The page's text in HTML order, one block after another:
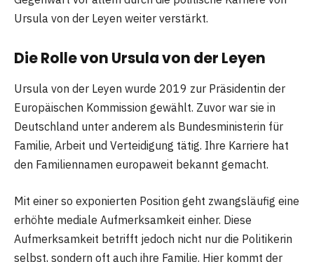
Ursula von der Leyen weiter verstärkt.
Die Rolle von Ursula von der Leyen
Ursula von der Leyen wurde 2019 zur Präsidentin der
Europäischen Kommission gewählt. Zuvor war sie in
Deutschland unter anderem als Bundesministerin für
Familie, Arbeit und Verteidigung tätig. Ihre Karriere hat
den Familiennamen europaweit bekannt gemacht.
Mit einer so exponierten Position geht zwangsläufig eine
erhöhte mediale Aufmerksamkeit einher. Diese
Aufmerksamkeit betrifft jedoch nicht nur die Politikerin
selbst, sondern oft auch ihre Familie. Hier kommt der